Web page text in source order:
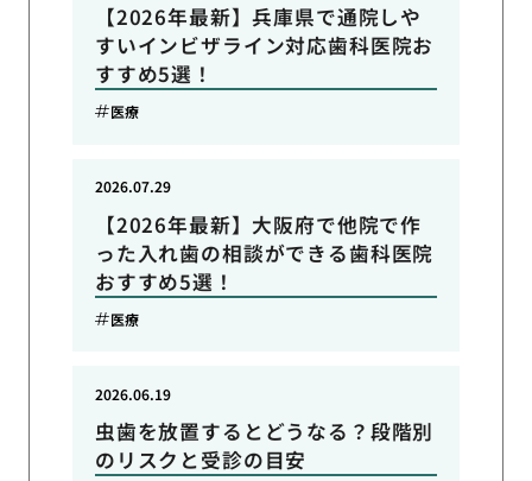
【2026年最新】兵庫県で通院しや
すいインビザライン対応歯科医院お
すすめ5選！
医療
【2026年最新】大阪府で他院で作
った入れ歯の相談ができる歯科医院
おすすめ5選！
2026.07.29
医療
虫歯を放置するとどうなる？段階別
のリスクと受診の目安
2026.06.19